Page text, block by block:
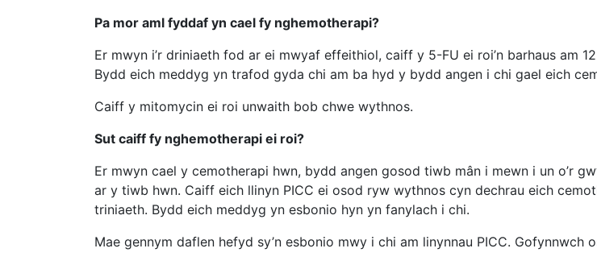
Pa mor aml fyddaf yn cael fy nghemotherapi?
Er mwyn i’r driniaeth fod ar ei mwyaf effeithiol, caiff y 5-FU ei roi’n barhaus am
Bydd eich meddyg yn trafod gyda chi am ba hyd y bydd angen i chi gael eich
Caiff y mitomycin ei roi unwaith bob chwe wythnos.
Sut caiff fy nghemotherapi ei roi?
Er mwyn cael y cemotherapi hwn, bydd angen gosod tiwb mân i mewn i un o’r
ar y tiwb hwn. Caiff eich llinyn PICC ei osod ryw wythnos cyn dechrau eich
triniaeth. Bydd eich meddyg yn esbonio hyn yn fanylach i chi.
Mae gennym daflen hefyd sy’n esbonio mwy i chi am linynnau PICC. Gofynnwch